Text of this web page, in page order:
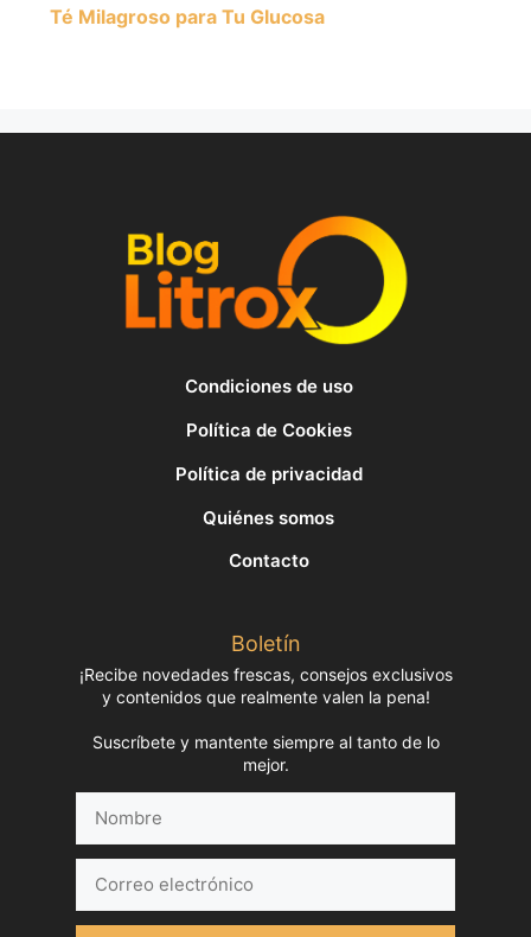
Té Milagroso para Tu Glucosa
Condiciones de uso
Política de Cookies
Política de privacidad
Quiénes somos
Contacto
Boletín
¡Recibe novedades frescas, consejos exclusivos
y contenidos que realmente valen la pena!
Suscríbete y mantente siempre al tanto de lo
mejor.
electrónico